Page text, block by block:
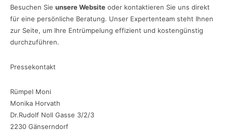
Besuchen Sie unsere Website oder kontaktieren Sie uns direkt
für eine persönliche Beratung. Unser Expertenteam steht Ihnen
zur Seite, um Ihre Entrümpelung effizient und kostengünstig
durchzuführen.
Pressekontakt
Rümpel Moni
Monika Horvath
Dr.Rudolf Noll Gasse 3/2/3
2230 Gänserndorf